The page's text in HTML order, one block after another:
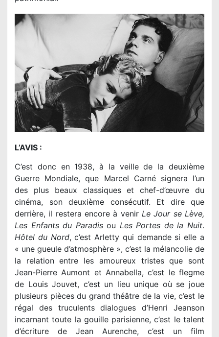
L’AVIS :
C’est donc en 1938, à la veille de la deuxième
Guerre Mondiale, que Marcel Carné signera l’un
des plus beaux classiques et chef-d’œuvre du
cinéma, son deuxième consécutif. Et dire que
derrière, il restera encore à venir Le Jour se Lève,
Les Enfants du Paradisou Les Portes de la Nuit.
Hôtel du Nord, c’est Arletty qui demande si elle a
« une gueule d’atmosphère », c’est la mélancolie de
la relation entre les amoureux tristes que sont
Jean-Pierre Aumont et Annabella, c’est le flegme
de Louis Jouvet, c’est un lieu unique où se joue
plusieurs pièces du grand théâtre de la vie, c’est le
régal des truculents dialogues d’Henri Jeanson
incarnant toute la gouille parisienne, c’est le talent
d’écriture de Jean Aurenche, c’est un film